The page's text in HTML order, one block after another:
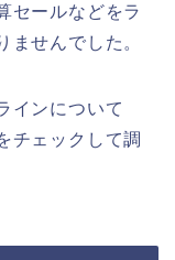
セールなどをラ
ませんでした。
インについて
チェックして調